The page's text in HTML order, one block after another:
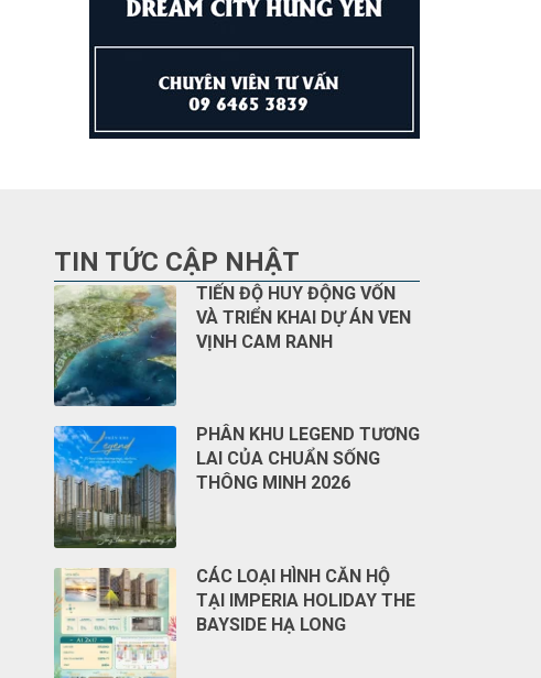
TIN TỨC CẬP NHẬT
TIẾN ĐỘ HUY ĐỘNG VỐN
VÀ TRIỂN KHAI DỰ ÁN VEN
VỊNH CAM RANH
PHÂN KHU LEGEND TƯƠNG
LAI CỦA CHUẨN SỐNG
THÔNG MINH 2026
CÁC LOẠI HÌNH CĂN HỘ
TẠI IMPERIA HOLIDAY THE
BAYSIDE HẠ LONG